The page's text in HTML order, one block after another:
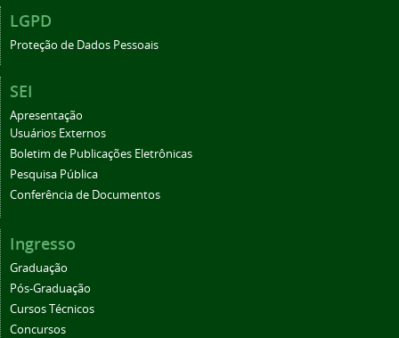
LGPD
Proteção de Dados Pessoais
SEI
Apresentação
Usuários Externos
Boletim de Publicações Eletrônicas
Pesquisa Pública
Conferência de Documentos
Ingresso
Graduação
Pós-Graduação
Cursos Técnicos
Concursos